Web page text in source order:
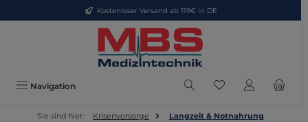
Zum Hauptinhalt springenKostenloser Versand ab 119€ in DE
Navigation Du hast 0
Sie sind hier: Krisenvorsorge Langzeit & Notnahrung